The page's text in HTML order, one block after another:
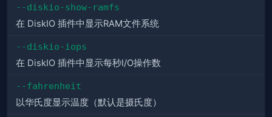
--diskio-show-ramfs
在 DiskIO 插件中显示RAM文件系统
--diskio-iops
在 DiskIO 插件中显示每秒I/O操作数
--fahrenheit
以华氏度显示温度（默认是摄氏度）